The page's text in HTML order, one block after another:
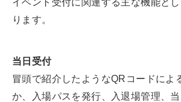
ります。
当日受付
冒頭で紹介したようなQRコードによ
か、入場パスを発行、入退場管理、